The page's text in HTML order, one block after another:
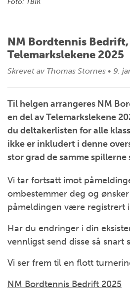
Foto: TBIK
NM Bordtennis Bedrift,
Telemarkslekene 2025
Skrevet av Thomas Stornes • 9.
Til helgen arrangeres NM
en del av Telemarkslekene
du deltakerlisten for alle
ikke er inkludert i denne
stor grad de samme spillerne
Vi tar fortsatt imot
ombestemmer deg og
påmeldingen være registrert
Har du endringer i din
vennligst send disse så snart
Vi ser frem til en flott
NM Bordtennis Bedrift 2025